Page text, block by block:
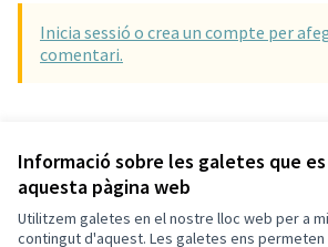
Informació sobre les galetes que
aquesta pàgina web
Utilitzem galetes en el nostre lloc web per a
contingut d'aquest. Les galetes ens
Inicia sessió o crea un compte per
comentari.
Versió 3(de 3) veure altres
Termes i condicions d'ús
Configuració de les galetes